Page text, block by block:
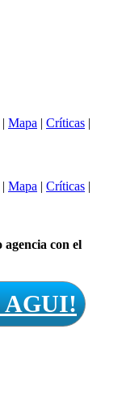
| Mapa | Críticas |
| Mapa | Críticas |
agencia con el
AGUI!